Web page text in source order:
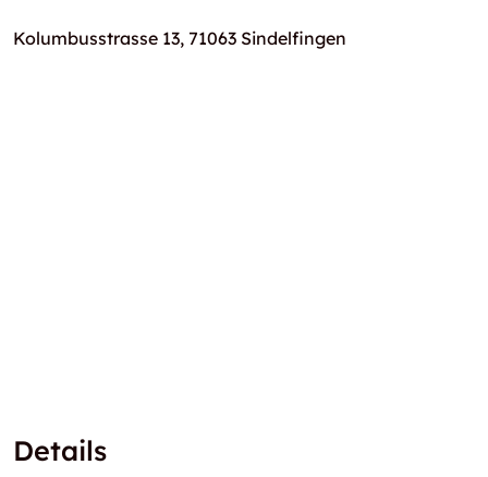
Kolumbusstrasse 13, 71063 Sindelfingen
Details